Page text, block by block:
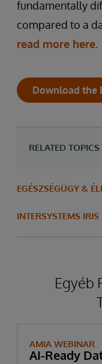
fundamentally
compared to a
read more here.
Download the
RELATED TOPICS
EGÉSZSÉGÜGY &
INTERSYSTEMS IRIS
Egyéb
AMIA WEBINAR
AI-Ready